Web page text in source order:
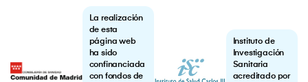
La realización
de esta
página web
ha sido
confinanciada
con fondos de
Instituto de
Investigación
Sanitaria
acreditado por